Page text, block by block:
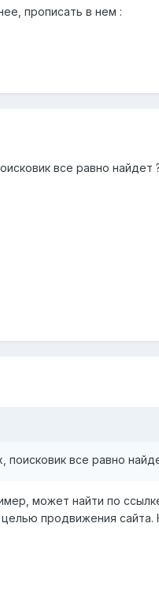
прописать в нем :
все равно найдет
поисковик все равно
может найти по
продвижения